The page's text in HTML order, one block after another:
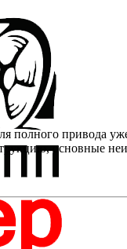
привода
основные